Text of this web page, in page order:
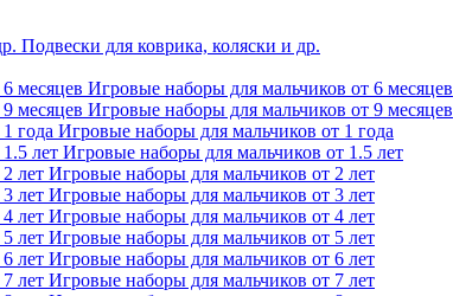
Подвески для коврика, коляски и др.
Игровые наборы для мальчиков от 6 месяцев
Игровые наборы для мальчиков от 9 месяцев
Игровые наборы для мальчиков от 1 года
Игровые наборы для мальчиков от 1.5 лет
Игровые наборы для мальчиков от 2 лет
Игровые наборы для мальчиков от 3 лет
Игровые наборы для мальчиков от 4 лет
Игровые наборы для мальчиков от 5 лет
Игровые наборы для мальчиков от 6 лет
Игровые наборы для мальчиков от 7 лет